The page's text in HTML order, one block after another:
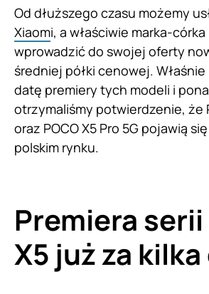
Od dłuższego czasu możemy
Xiaomi, a właściwie marka-
wprowadzić do swojej oferty
średniej półki cenowej.
datę premiery tych modeli i
otrzymaliśmy potwierdzenie, że
oraz POCO X5 Pro 5G pojawią
polskim rynku.
Premiera serii
X5 już za